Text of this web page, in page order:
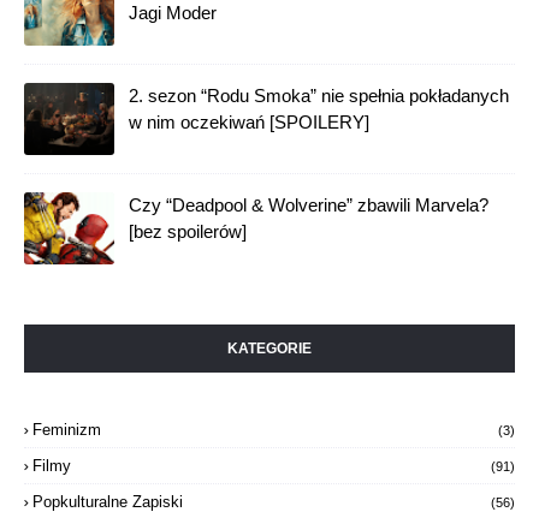
Jagi Moder
2. sezon “Rodu Smoka” nie spełnia pokładanych
w nim oczekiwań [SPOILERY]
Czy “Deadpool & Wolverine” zbawili Marvela?
[bez spoilerów]
KATEGORIE
Feminizm (3)
Filmy (91)
Popkulturalne Zapiski (56)